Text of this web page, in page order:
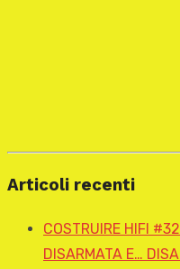
Articoli recenti
COSTRUIRE HIFI
DISARMATA E…